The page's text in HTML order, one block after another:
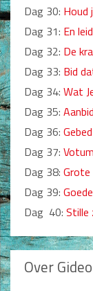
Dag 30: Houd
Dag 31: En
Dag 32: De
Dag 33: Bid
Dag 34: Wat
Dag 35:
Dag 36:
Dag 37: Votum
Dag 38: Grote
Dag 39:
Dag 40: Stille
Over